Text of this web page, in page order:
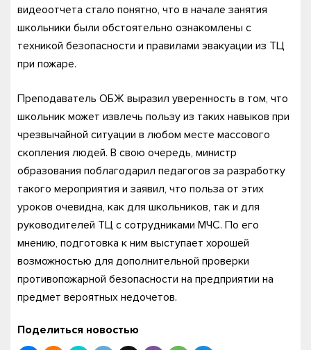
видеоотчета стало понятно, что в начале занятия
школьники были обстоятельно ознакомлены с
техникой безопасности и правилами эвакуации из ТЦ
при пожаре.
Преподаватель ОБЖ выразил уверенность в том, что
школьник может извлечь пользу из таких навыков при
чрезвычайной ситуации в любом месте массового
скопления людей. В свою очередь, министр
образования поблагодарил педагогов за разработку
такого мероприятия и заявил, что польза от этих
уроков очевидна, как для школьников, так и для
руководителей ТЦ с сотрудниками МЧС. По его
мнению, подготовка к ним выступает хорошей
возможностью для дополнительной проверки
противопожарной безопасности на предприятии на
предмет вероятных недочетов.
Поделиться новостью